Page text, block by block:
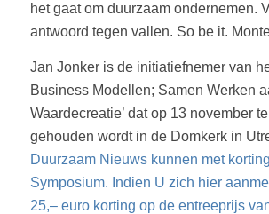
het gaat om duurzaam ondernemen.
antwoord tegen vallen. So be it.
Jan Jonker is de initiatiefnemer van
Business Modellen; Samen Werken
Waardecreatie’ dat op 13 november
gehouden wordt in de Domkerk in
Duurzaam Nieuws kunnen met
Symposium. Indien U zich hier
25,– euro korting op de entreeprijs